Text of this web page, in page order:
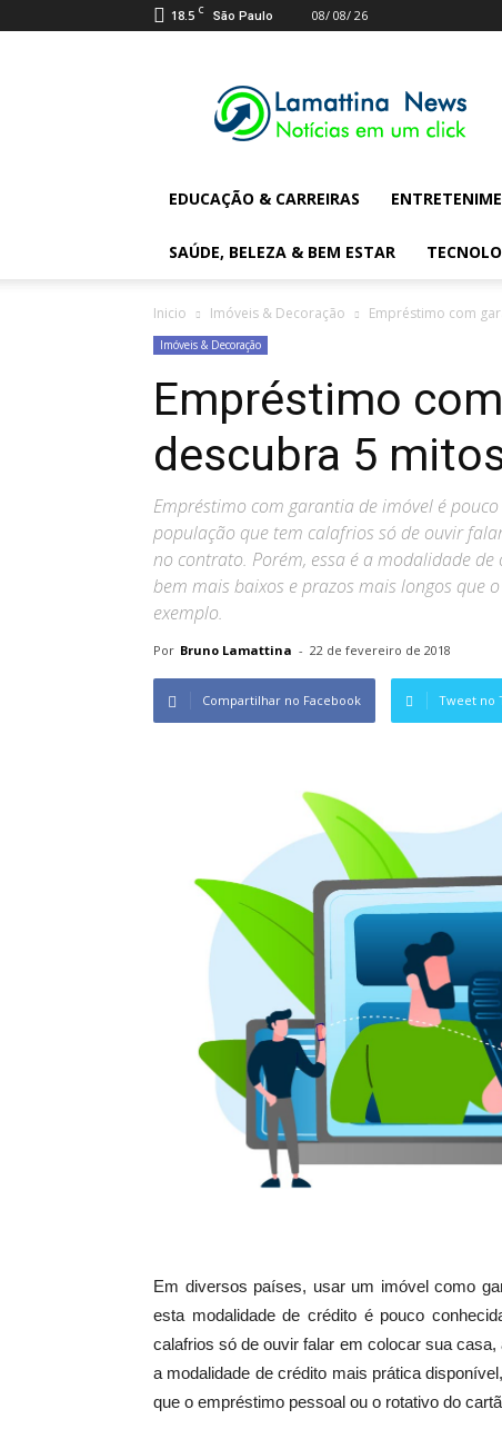
18.5 C São Paulo 08/ 08/ 26
Digital
News
EDUCAÇÃO & CARREIRAS
SAÚDE, BELEZA & BEM ESTAR
Inicio Imóveis & Decoração Empréstimo com
Imóveis & Decoração
Empréstimo
descubra 5
Empréstimo com garantia de imóvel é
população que tem calafrios só de ouvir
no contrato. Porém, essa é a modalidade
bem mais baixos e prazos mais longos que
exemplo.
Por Bruno Lamattina - 22 de fevereiro de 2018
Compartilhar no Facebook Tweet no
Em diversos países, usar um imóvel como
esta modalidade de crédito é pouco
calafrios só de ouvir falar em colocar sua
a modalidade de crédito mais prática
que o empréstimo pessoal ou o rotativo do